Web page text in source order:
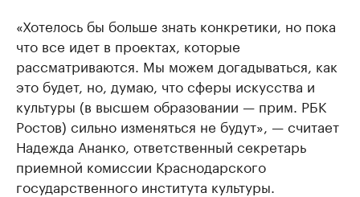
«Хотелось бы больше знать конкретики, но пока
что все идет в проектах, которые
рассматриваются. Мы можем догадываться, как
это будет, но, думаю, что сферы искусства и
культуры (в высшем образовании — прим. РБК
Ростов) сильно изменяться не будут», — считает
Надежда Ананко, ответственный секретарь
приемной комиссии Краснодарского
государственного института культуры.